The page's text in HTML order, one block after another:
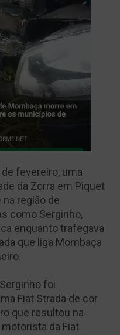
fevereiro, uma
da Zorra em Piquet
região de
como Serginho,
enquanto trafegava
que liga Mombaça
foi
Fiat Strada de cor
que resultou na
da Fiat